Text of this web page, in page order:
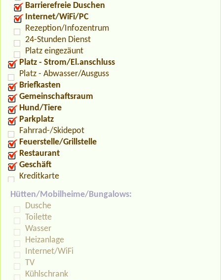
Barrierefreie Duschen
Internet/WiFi/PC
Rezeption/Infozentrum
24-Stunden Dienst
Platz eingezäunt
Platz - Strom/El.anschluss
Platz - Abwasser/Ausguss
Briefkasten
Gemeinschaftsraum
Hund/Tiere
Parkplatz
Fahrrad-/Skidepot
Feuerstelle/Grillstelle
Restaurant
Geschäft
Kreditkarte
Hütten/Mobilheime/Bungalows:
Dusche
Toilette
Wasser
Heizanlage
Internet/WiFi
TV
Kühlschrank